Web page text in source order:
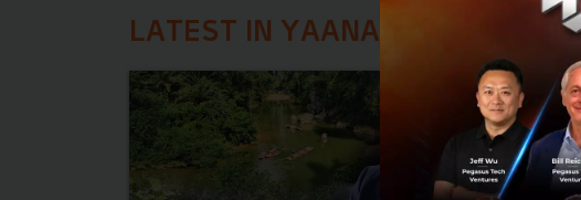
LATEST IN YAANA VENTURES
เ
ให้
ระบ